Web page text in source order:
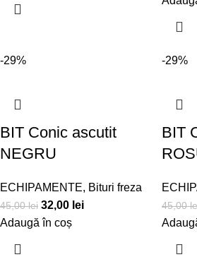
-29%
BIT Conic ascutit
NEGRU
ECHIPAMENTE, Bituri freza
45,00lei 32,00 lei
Adaugă în coș
-29%
BIT
45,00